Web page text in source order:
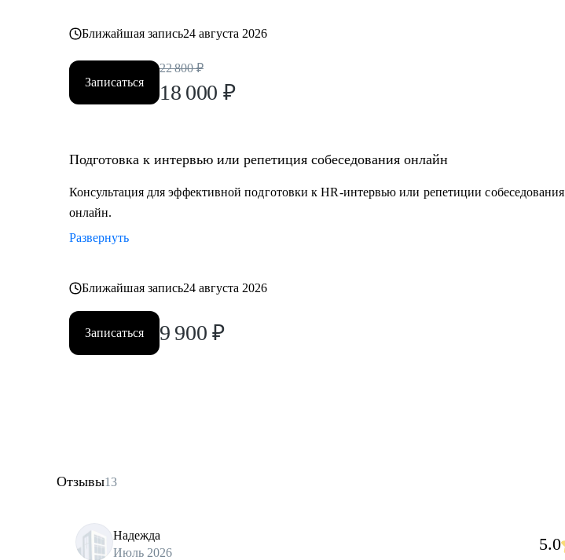
Ближайшая запись24 августа 2026
Записаться
22 800 ₽
18 000 ₽
Подготовка к интервью или репетиция собеседования онлайн
Консультация для эффективной подготовки к HR-интервью или репетиции собеседования
онлайн.
Развернуть
Ближайшая запись24 августа 2026
Записаться 9 900 ₽
Отзывы13
Надежда
Июль 2026
5.0